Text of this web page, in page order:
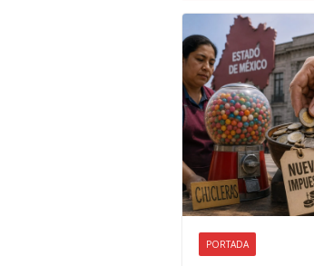
PORTADA